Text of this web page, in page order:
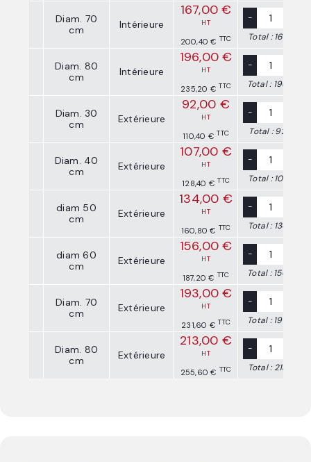
Diam. 70
cm
Intérieure
167,00 €
HT
200,40 € TTC
-
Total :167,00 €
Diam. 80
cm
Intérieure
196,00 €
HT
235,20 € TTC
-
Total : 196,00 €
Diam. 30
cm
Extérieure
92,00 €
HT
110,40 € TTC
-
Total :92,00 €
Diam. 40
cm
Extérieure
107,00 €
HT
128,40 € TTC
-
Total :107,00 €
diam 50
cm
Extérieure
134,00 €
HT
160,80 € TTC
-
Total : 134,00 €
diam 60
cm
Extérieure
156,00 €
HT
187,20 € TTC
-
Total :156,00 €
Diam. 70
cm
Extérieure
193,00 €
HT
231,60 € TTC
-
Total :193,00 €
Diam. 80
cm
Extérieure
213,00 €
HT
255,60 € TTC
-
Total :213,00 €